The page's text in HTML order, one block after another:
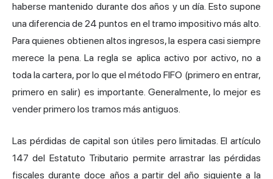
haberse mantenido durante dos años y un día. Esto supone
una diferencia de 24 puntos en el tramo impositivo más alto.
Para quienes obtienen altos ingresos, la espera casi siempre
merece la pena. La regla se aplica activo por activo, no a
toda la cartera, por lo que el método FIFO (primero en entrar,
primero en salir) es importante. Generalmente, lo mejor es
vender primero los tramos más antiguos.
Las pérdidas de capital son útiles pero limitadas. El artículo
147 del Estatuto Tributario permite arrastrar las pérdidas
fiscales durante doce años a partir del año siguiente a la